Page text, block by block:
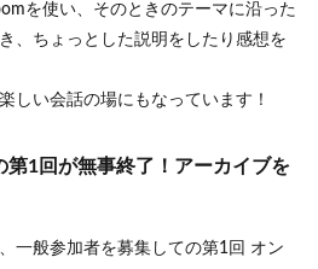
を使い、そのときのテーマに沿った
、ちょっとした説明をしたり感想を
しい会話の場にもなっています！
第1回が無事終了！アーカイブを
一般参加者を募集しての第1回 オン